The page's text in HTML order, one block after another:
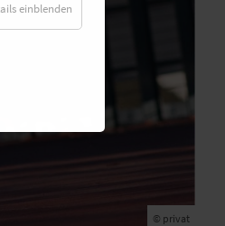
© privat
einblenden